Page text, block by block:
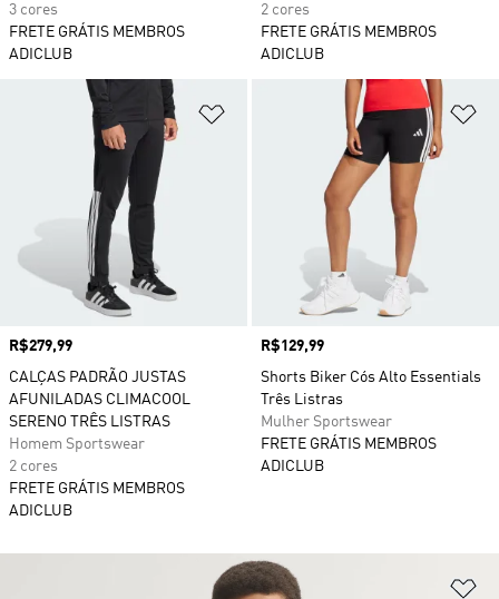
3 cores
FRETE GRÁTIS MEMBROS
ADICLUB
2 cores
FRETE GRÁTIS MEMBROS
ADICLUB
Adicionar à Lista de Desejos
Preço
R$279,99
CALÇAS PADRÃO JUSTAS
AFUNILADAS CLIMACOOL
SERENO TRÊS LISTRAS
Homem Sportswear
2 cores
FRETE GRÁTIS MEMBROS
ADICLUB
Preço
R$129,99
Shorts Biker Cós Alto Essentials
Três Listras
Mulher Sportswear
FRETE GRÁTIS MEMBROS
ADICLUB